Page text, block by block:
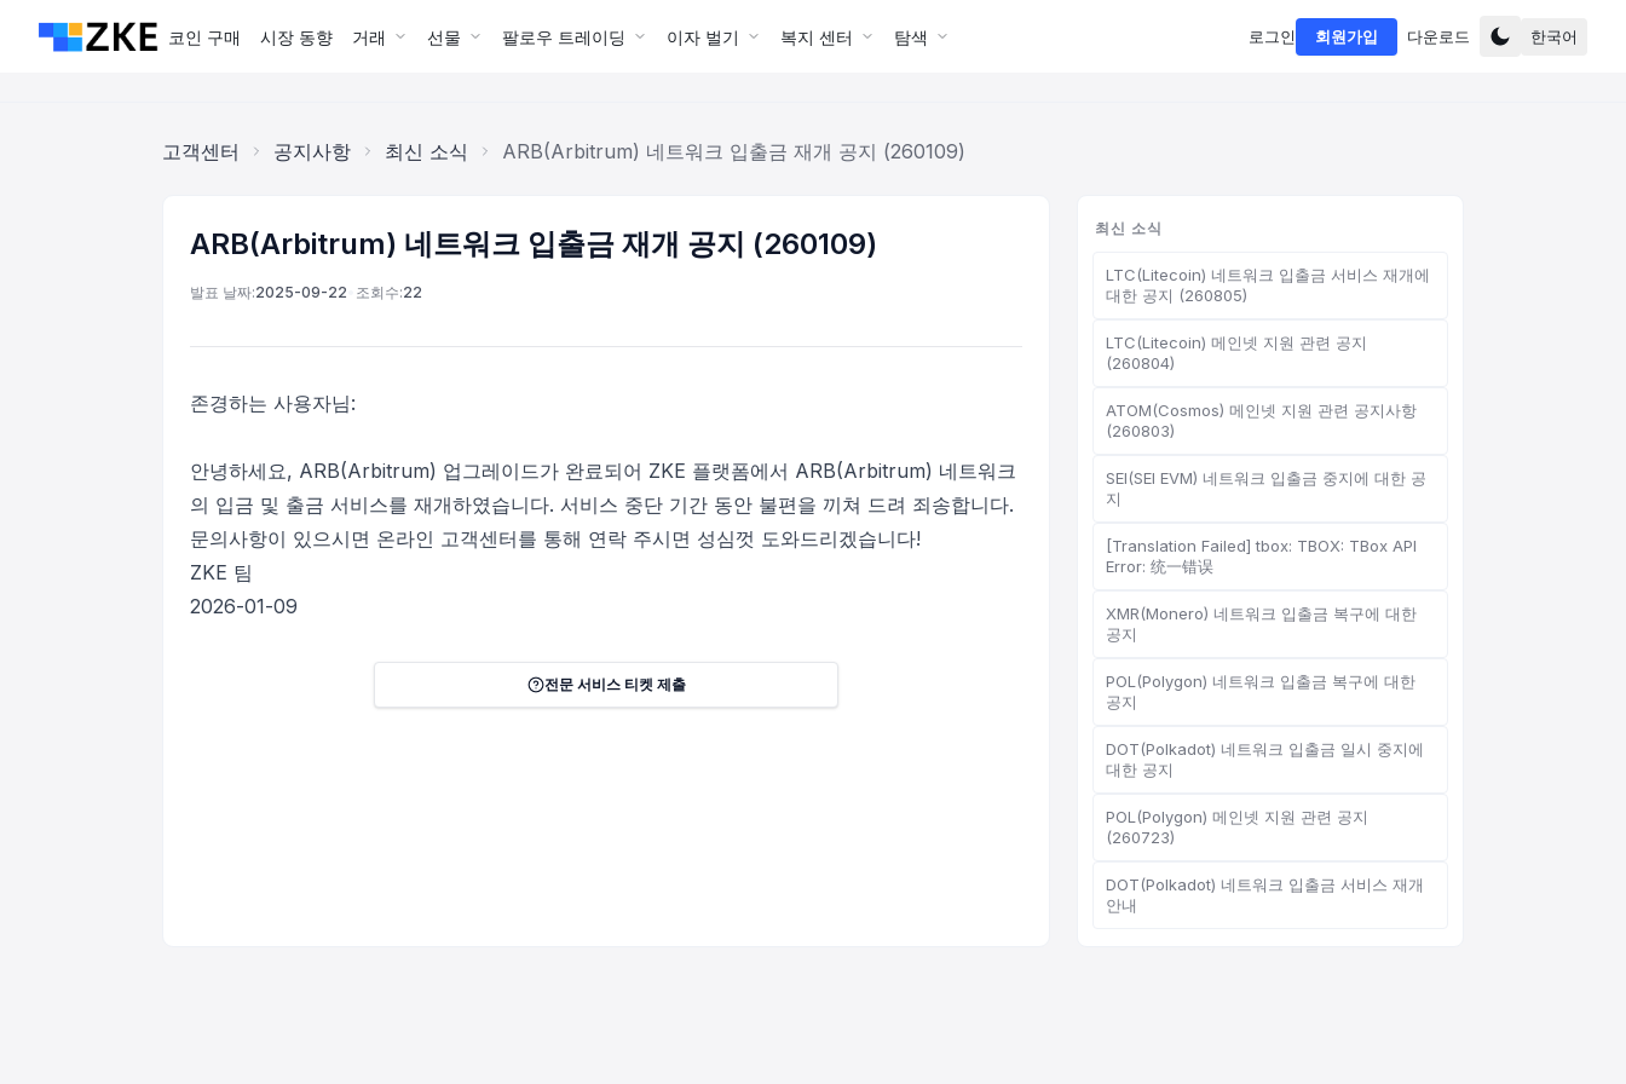
코인 구매 시장 동향 거래 선물 팔로우 트레이딩 이자 벌기 복지 센터 탐색 로그인 회원가입 다운로드 한국어
고객센터 공지사항 최신 소식 ARB(Arbitrum) 네트워크 입출금 재개 공지 (260109)
ARB(Arbitrum) 네트워크 입출금 재개 공지 (260109)
발표 날짜:2025-09-22 조회수:22
존경하는 사용자님:
안녕하세요, ARB(Arbitrum) 업그레이드가 완료되어 ZKE 플랫폼에서 ARB(Arbitrum) 네트워크
의 입금 및 출금 서비스를 재개하였습니다. 서비스 중단 기간 동안 불편을 끼쳐 드려 죄송합니다.
문의사항이 있으시면 온라인 고객센터를 통해 연락 주시면 성심껏 도와드리겠습니다!
ZKE 팀
2026-01-09
전문 서비스 티켓 제출
최신 소식
LTC(Litecoin) 네트워크 입출금 서비스 재개에
대한 공지 (260805)
LTC(Litecoin) 메인넷 지원 관련 공지
(260804)
ATOM(Cosmos) 메인넷 지원 관련 공지사항
(260803)
SEI(SEI EVM) 네트워크 입출금 중지에 대한 공
지
[Translation Failed] tbox: TBOX: TBox API
Error: 统一错误
XMR(Monero) 네트워크 입출금 복구에 대한
공지
POL(Polygon) 네트워크 입출금 복구에 대한
공지
DOT(Polkadot) 네트워크 입출금 일시 중지에
대한 공지
POL(Polygon) 메인넷 지원 관련 공지
(260723)
DOT(Polkadot) 네트워크 입출금 서비스 재개
안내
Support Center
안녕하세요, 무엇을 도와드릴까
온라인 고객 서비스가 도와드립니다